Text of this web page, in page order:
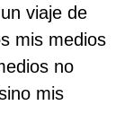
viaje de
mis medios
no
mis